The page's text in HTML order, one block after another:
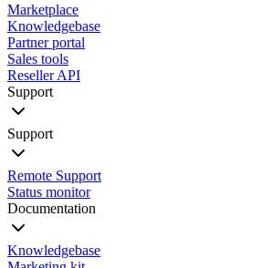
Marketplace
Knowledgebase
Partner portal
Sales tools
Reseller API
Support
Support
Remote Support
Status monitor
Documentation
Knowledgebase